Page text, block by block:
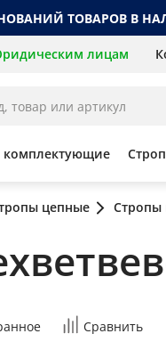
ТОВАРОВ В
лицам
комплектующие
цепные Стропы
Сравнить